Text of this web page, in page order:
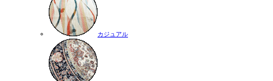
カジュアル